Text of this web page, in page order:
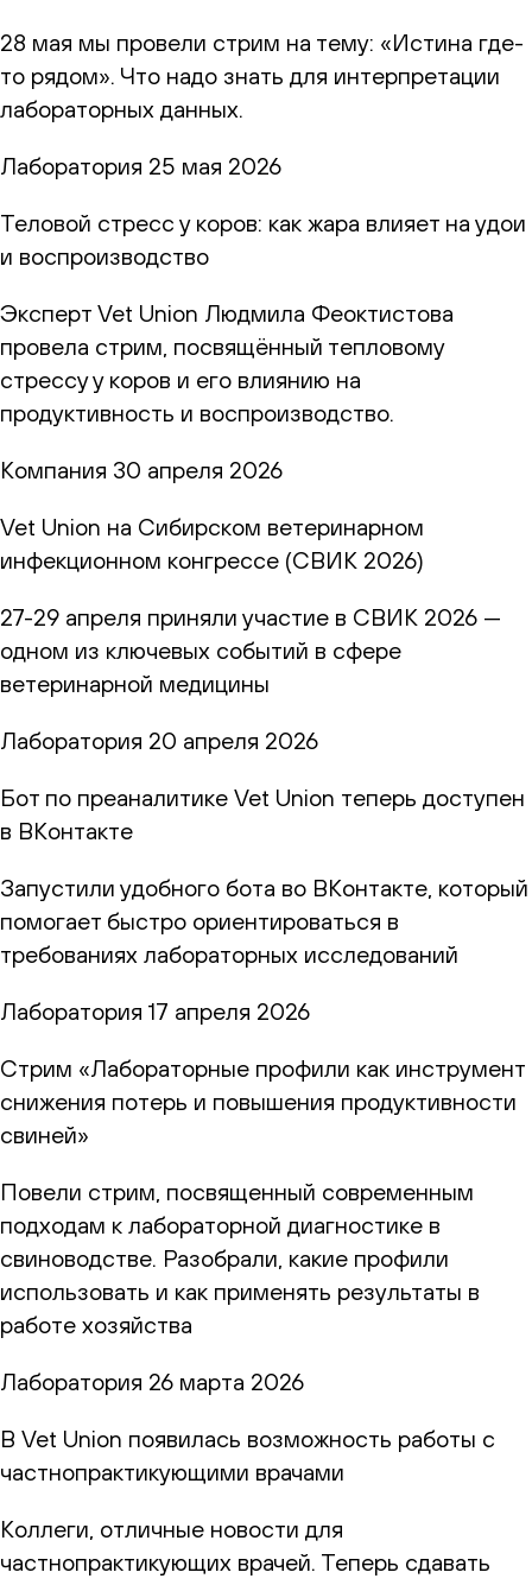
28 мая мы провели стрим на тему: «Истина где-
то рядом». Что надо знать для интерпретации
лабораторных данных.
Лаборатория 25 мая 2026
Теловой стресс у коров: как жара влияет на удои
и воспроизводство
Эксперт Vet Union Людмила Феоктистова
провела стрим, посвящённый тепловому
стрессу у коров и его влиянию на
продуктивность и воспроизводство.
Компания 30 апреля 2026
Vet Union на Сибирском ветеринарном
инфекционном конгрессе (СВИК 2026)
27-29 апреля приняли участие в СВИК 2026 —
одном из ключевых событий в сфере
ветеринарной медицины
Лаборатория 20 апреля 2026
Бот по преаналитике Vet Union теперь доступен
в ВКонтакте
Запустили удобного бота во ВКонтакте, который
помогает быстро ориентироваться в
требованиях лабораторных исследований
Лаборатория 17 апреля 2026
Стрим «Лабораторные профили как инструмент
снижения потерь и повышения продуктивности
свиней»
Повели стрим, посвященный современным
подходам к лабораторной диагностике в
свиноводстве. Разобрали, какие профили
использовать и как применять результаты в
работе хозяйства
Лаборатория 26 марта 2026
В Vet Union появилась возможность работы с
частнопрактикующими врачами
Коллеги, отличные новости для
частнопрактикующих врачей. Теперь сдавать